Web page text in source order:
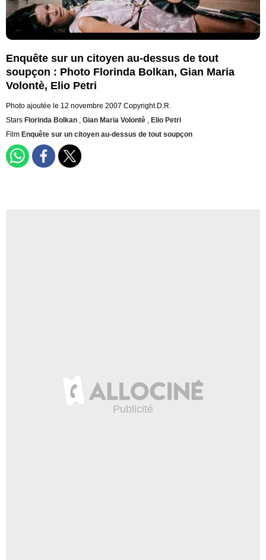
Enquête sur un citoyen au-dessus de tout
soupçon : Photo Florinda Bolkan, Gian Maria
Volontè, Elio Petri
Photo ajoutée le 12 novembre 2007 Copyright D.R.
Stars Florinda Bolkan , Gian Maria Volontè , Elio Petri
Film Enquête sur un citoyen au-dessus de tout soupçon